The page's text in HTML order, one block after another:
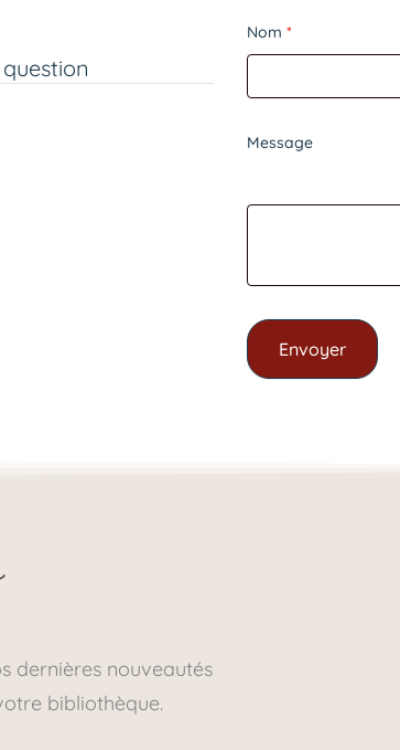
Nom *
Message
Envoyer
dernières nouveautés
bibliothèque.